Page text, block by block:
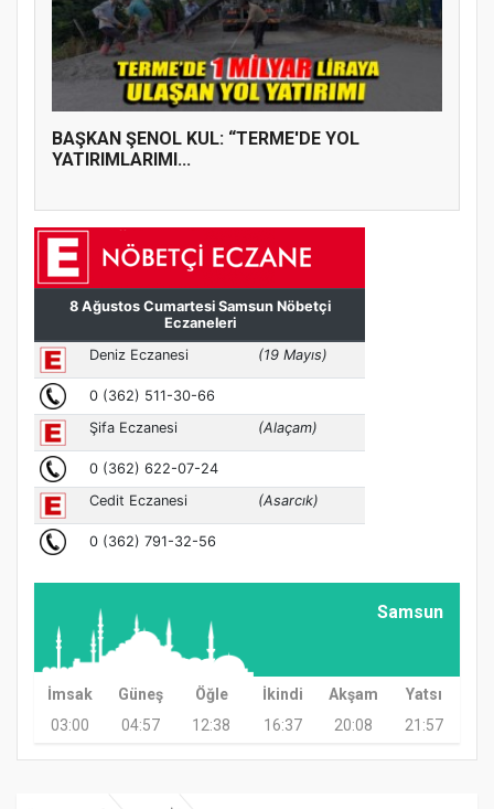
BAŞKAN ŞENOL KUL: “TERME'DE YOL
YATIRIMLARIMI...
Samsun
İmsak Güneş Öğle İkindi Akşam
Yatsı
03:00
04:57 12:38 16:37 20:08 21:57